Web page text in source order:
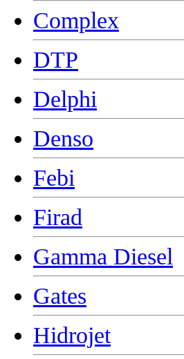
Complex
DTP
Delphi
Denso
Febi
Firad
Gamma Diesel
Gates
Hidrojet